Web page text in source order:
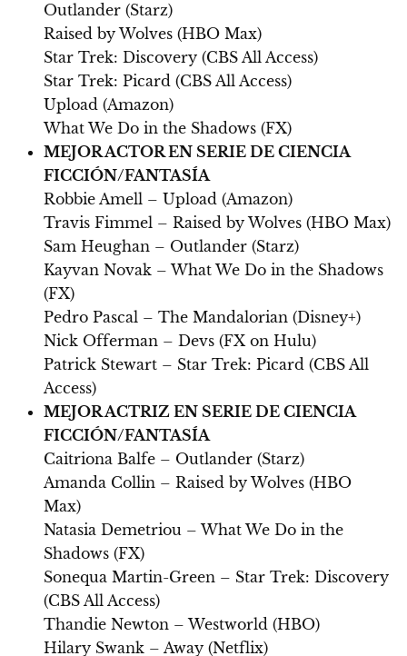
Outlander (Starz)
Raised by Wolves (HBO Max)
Star Trek: Discovery (CBS All Access)
Star Trek: Picard (CBS All Access)
Upload (Amazon)
What We Do in the Shadows (FX)
MEJOR ACTOR EN SERIE DE CIENCIA
FICCIÓN/FANTASÍA
Robbie Amell – Upload (Amazon)
Travis Fimmel – Raised by Wolves (HBO Max)
Sam Heughan – Outlander (Starz)
Kayvan Novak – What We Do in the Shadows
(FX)
Pedro Pascal – The Mandalorian (Disney+)
Nick Offerman – Devs (FX on Hulu)
Patrick Stewart – Star Trek: Picard (CBS All
Access)
MEJOR ACTRIZ EN SERIE DE CIENCIA
FICCIÓN/FANTASÍA
Caitriona Balfe – Outlander (Starz)
Amanda Collin – Raised by Wolves (HBO
Max)
Natasia Demetriou – What We Do in the
Shadows (FX)
Sonequa Martin-Green – Star Trek: Discovery
(CBS All Access)
Thandie Newton – Westworld (HBO)
Hilary Swank – Away (Netflix)